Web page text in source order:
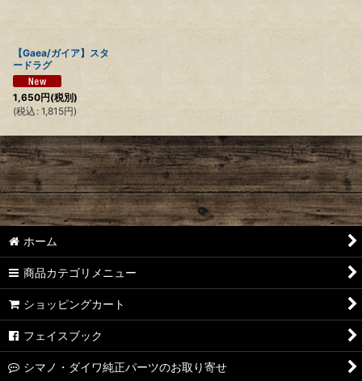
【Gaea/ガイア】スタ
ードラグ
1,650円(税別)
(税込 : 1,815円)
ホーム
商品カテゴリメニュー
ショッピングカート
フェイスブック
シマノ・ダイワ純正パーツのお取り寄せ